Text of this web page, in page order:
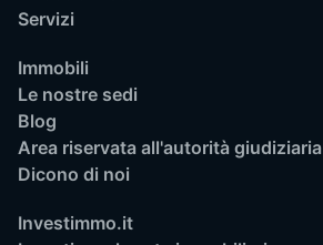
Servizi
Immobili
Le nostre sedi
Blog
Area riservata all'autorità giudiziaria
Dicono di noi
Investimmo.it